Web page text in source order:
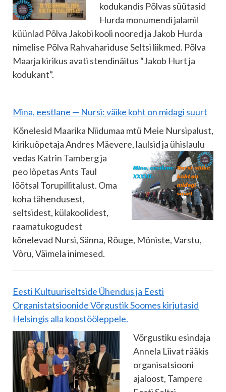
kodukandis Põlvas süütasid
Hurda monumendi jalamil
küünlad Põlva Jakobi kooli noored ja Jakob Hurda
nimelise Põlva Rahvahariduse Seltsi liikmed. Põlva
Maarja kirikus avati stendinäitus “Jakob Hurt ja
kodukant”.
Mina, eestlane — Nursi: väike koht on midagi suurt
Kõnelesid Maarika Niidumaa mtü Meie Nursipalust,
kirikuõpetaja Andres Mäevere, laulsid ja ühislaulu
vedas Katrin Tamberg ja
peo lõpetas Ants Taul
lõõtsal Torupillitalust. Oma
koha tähendusest,
seltsidest, külakoolidest,
raamatukogudest
kõnelevad Nursi, Sänna, Rõuge, Mõniste, Varstu,
Võru, Väimela inimesed.
Eesti Kultuuriseltside Ühendus ja Eesti
Organistatsioonide Võrgustik Soomes kirjutasid
Helsingis alla koostööleppele.
Võrgustiku esindaja
Annela Liivat rääkis
organisatsiooni
ajaloost, Tampere